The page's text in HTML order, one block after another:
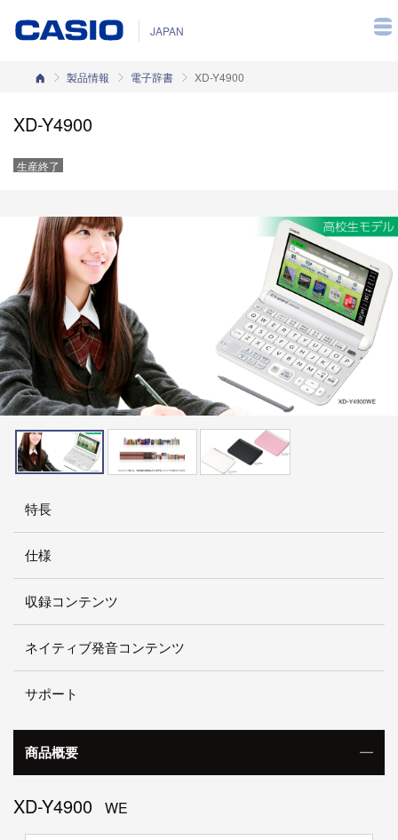
JAPAN
カシオホーム
製品情報 電子辞書 XD-Y4900
XD-Y4900
生産終了
特長
仕様
収録コンテンツ
ネイティブ発音コンテンツ
サポート
商品概要
XD-Y4900 WE